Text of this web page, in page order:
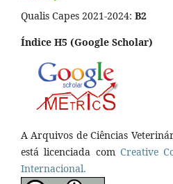
Qualis Capes 2021-2024: B2
Índice H5 (Google Scholar)
A Arquivos de Ciências
está licenciada com Creative
Internacional.